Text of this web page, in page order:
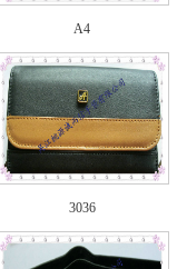
A4
3036